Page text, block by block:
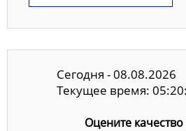
Сегодня - 08.08.2026
Текущее время:
Оцените